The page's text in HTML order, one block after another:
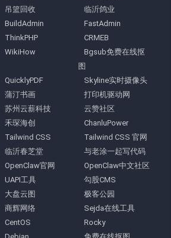
吊篮回收
临沂鸽业
BuildAdmin
FastAdmin
ThinkPHP
CRMEB
WikiHow
Bgsub免费在线抠
图
QuicklyPDF
Skyline实时摄像头
蒲汀书画
打印机驱动网
苏州云薪科技
云赞社区
禾琛海创
ChanluPower
Tailwind CSS
Tailwind CSS 官网
临沂春芝堂
与老涂一起写代码
OpenClaw官网
OpenClaw中文社区
UAPI工具
勾股CMS
大盘云图
极客公园
商辉网络
Sejda在线工具
CentOS
Rocky